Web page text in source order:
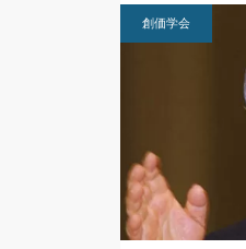
創価学会